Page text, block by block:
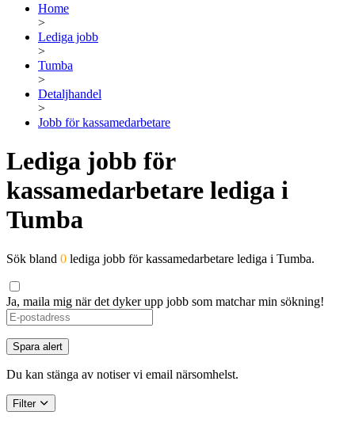
Home
>
Lediga jobb
>
Tumba
>
Detaljhandel
>
Jobb för kassamedarbetare
Lediga jobb för
kassamedarbetare lediga i
Tumba
Sök bland 0 lediga jobb för kassamedarbetare lediga i Tumba.
Ja, maila mig när det dyker upp jobb som matchar min sökning!
If
you
are
a
human,
this
field
Spara alert
Du kan stänga av notiser vi email närsomhelst.
Filter